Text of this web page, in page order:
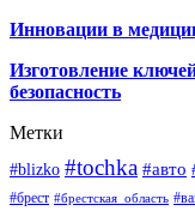
Инновации в
Изготовление
безопасность
Метки
#blizko #tochka #авто
#брест #брестская_область